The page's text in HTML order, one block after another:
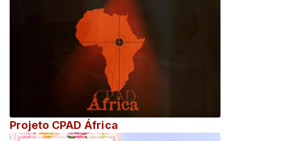
Projeto CPAD África